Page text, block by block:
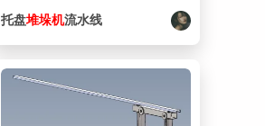
托盘堆垛机流水线